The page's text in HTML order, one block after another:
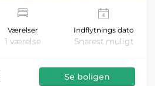
Værelser
1 værelse
Indflytnings dato
Snarest muligt
Se boligen